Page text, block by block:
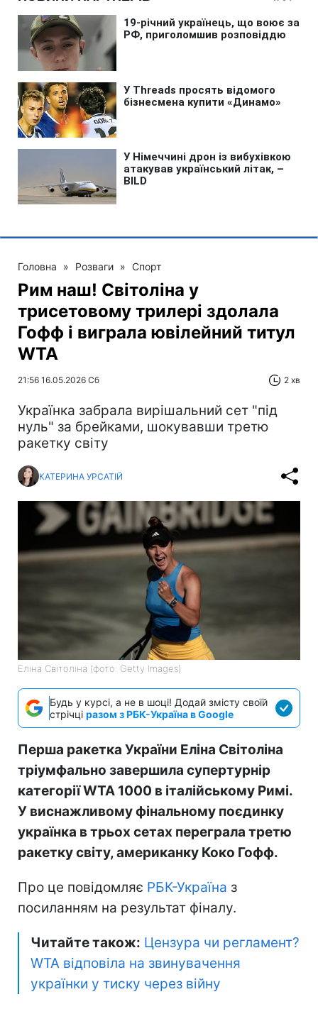
Головна » Розваги » Спорт
Рим наш! Світоліна у
трисетовому трилері здолала
Гофф і виграла ювілейний титул
WTA
21:56 16.05.2026 Сб 2 хв
Українка забрала вирішальний сет "під
нуль" за брейками, шокувавши третю
ракетку світу
КАТЕРИНА УРСАТІЙ
Еліна Світоліна (фото: Getty Images)
Будь у курсі, а не в шоці! Додай змісту своїй
стрічці разом з РБК-Україна в Google
Перша ракетка України Еліна Світоліна
тріумфально завершила супертурнір
категорії WTA 1000 в італійському Римі.
У виснажливому фінальному поєдинку
українка в трьох сетах переграла третю
ракетку світу, американку Коко Гофф.
Про це повідомляє РБК-Україна з
посиланням на результат фіналу.
Читайте також: Цензура чи регламент?
WTA відповіла на звинувачення
українки у тиску через війну